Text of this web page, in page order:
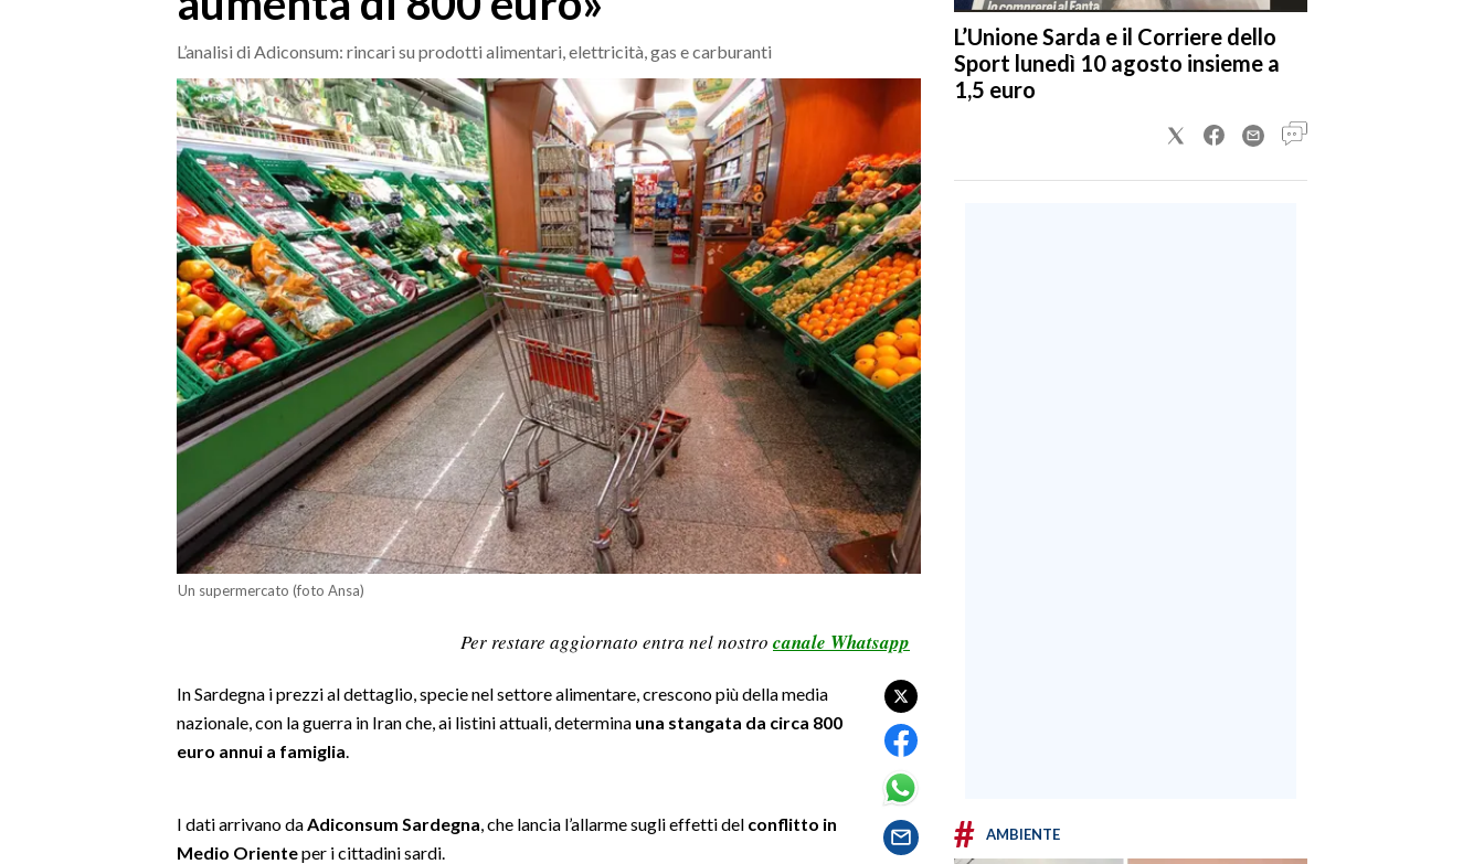
SERVIZI ALLE IMPRESE
L’analisi di Adiconsum: rincari su prodotti alimentari, elettricità, gas e carburanti
Un supermercato (foto Ansa)
Per restare aggiornato entra nel nostro canale Whatsapp
In Sardegna i prezzi al dettaglio, specie nel settore alimentare, crescono più della media
nazionale, con la guerra in Iran che, ai listini attuali, determina una stangata da circa 800
euro annui a famiglia.
I dati arrivano daAdiconsum Sardegna, che lancia l’allarme sugli effetti del conflitto in
Medio Orienteper i cittadini sardi.
L’Unione Sarda e il Corriere dello
Sport lunedì 10 agosto insieme a
1,5 euro
# AMBIENTE